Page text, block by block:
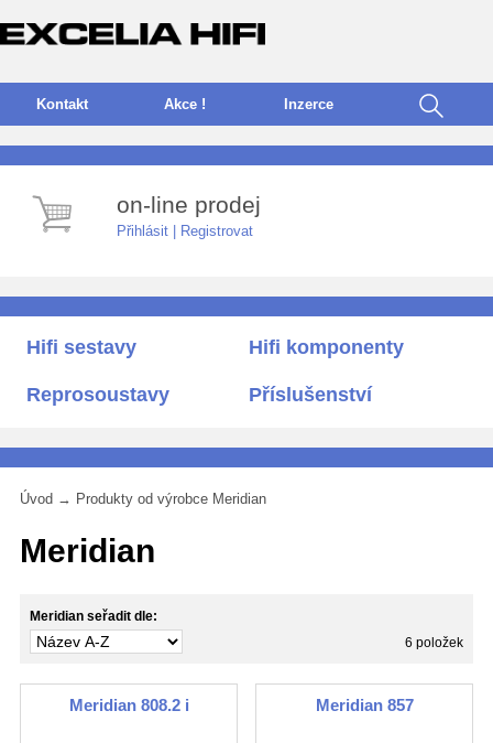
Kontakt Akce ! nzerce
on-line prodej
Přihlásit Registrovat
Hifi sestavy Hifi komponenty
Reprosoustavy Příslušenství
Úvod → Produkty od výrobce Meridian
Meridian
Meridian seřadit dle:
6 položek
Meridian 808.2 i Meridian 857